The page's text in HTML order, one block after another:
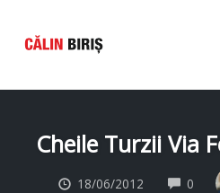
contentCheile Turzii Via
18/06/2012 0